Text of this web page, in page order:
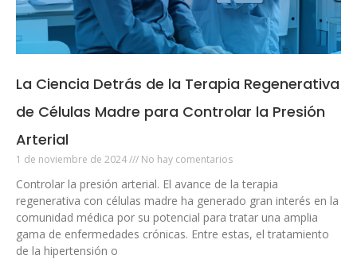
La Ciencia Detrás de la Terapia Regenerativa
de Células Madre para Controlar la Presión
Arterial
1 de noviembre de 2024 No hay comentarios
Controlar la presión arterial. El avance de la terapia
regenerativa con células madre ha generado gran interés en la
comunidad médica por su potencial para tratar una amplia
gama de enfermedades crónicas. Entre estas, el tratamiento
de la hipertensión o